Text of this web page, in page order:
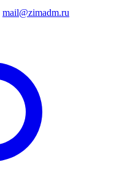
mail@zimadm.ru